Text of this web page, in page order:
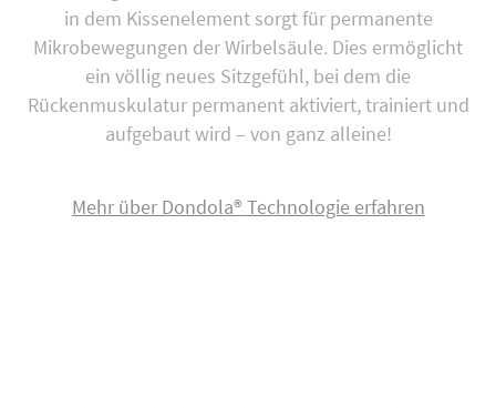
in dem Kissenelement sorgt für permanente
Mikrobewegungen der Wirbelsäule. Dies ermöglicht
ein völlig neues Sitzgefühl, bei dem die
Rückenmuskulatur permanent aktiviert, trainiert und
aufgebaut wird – von ganz alleine!
Mehr über Dondola® Technologie erfahren